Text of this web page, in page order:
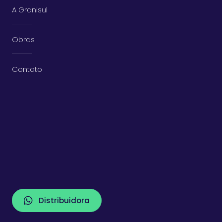
A Granisul
Obras
Contato
Distribuidora